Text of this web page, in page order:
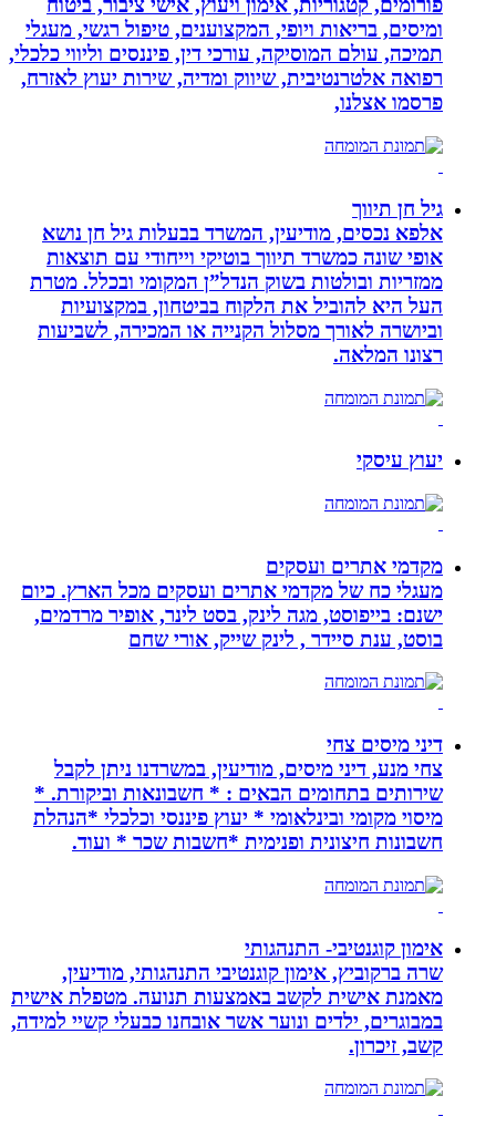
פורומים, קטגוריות, אימון ויעוץ, אישי ציבור, ביטוח
ומיסים, בריאות ויופי, המקצוענים, טיפול רגשי, מעגלי
תמיכה, עולם המוסיקה, עורכי דין, פיננסים וליווי כלכלי,
רפואה אלטרנטיבית, שיווק ומדיה, שירות יעוץ לאזרח,
פרסמו אצלנו,
גיל חן תיווך
אלפא נכסים, מודיעין, המשרד בבעלות גיל חן נושא
אופי שונה כמשרד תיווך בוטיקי וייחודי עם תוצאות
ממזריות ובולטות בשוק הנדל”ן המקומי ובכלל. מטרת
העל היא להוביל את הלקוח בביטחון, במקצועיות
וביושרה לאורך מסלול הקנייה או המכירה, לשביעות
רצונו המלאה.
יעוץ עיסקי
מקדמי אתרים ועסקים
מעגלי כח של מקדמי אתרים ועסקים מכל הארץ. כיום
ישנם: בייפוסט, מגה לינק, בסט לינר, אופיר מרדמים,
בוסט, ענת סיידר , לינק שייק, אורי שחם
דיני מיסים צחי
צחי מנע, דיני מיסים, מודיעין, במשרדנו ניתן לקבל
שירותים בתחומים הבאים : * חשבונאות וביקורת. *
מיסוי מקומי ובינלאומי * יעוץ פיננסי וכלכלי *הנהלת
חשבונות חיצונית ופנימית *חשבות שכר * ועוד.
אימון קוגנטיבי- התנהגותי
שרה ברקוביץ, אימון קוגנטיבי התנהגותי, מודיעין,
מאמנת אישית לקשב באמצעות תנועה. מטפלת אישית
במבוגרים, ילדים ונוער אשר אובחנו כבעלי קשיי למידה,
קשב, זיכרון.